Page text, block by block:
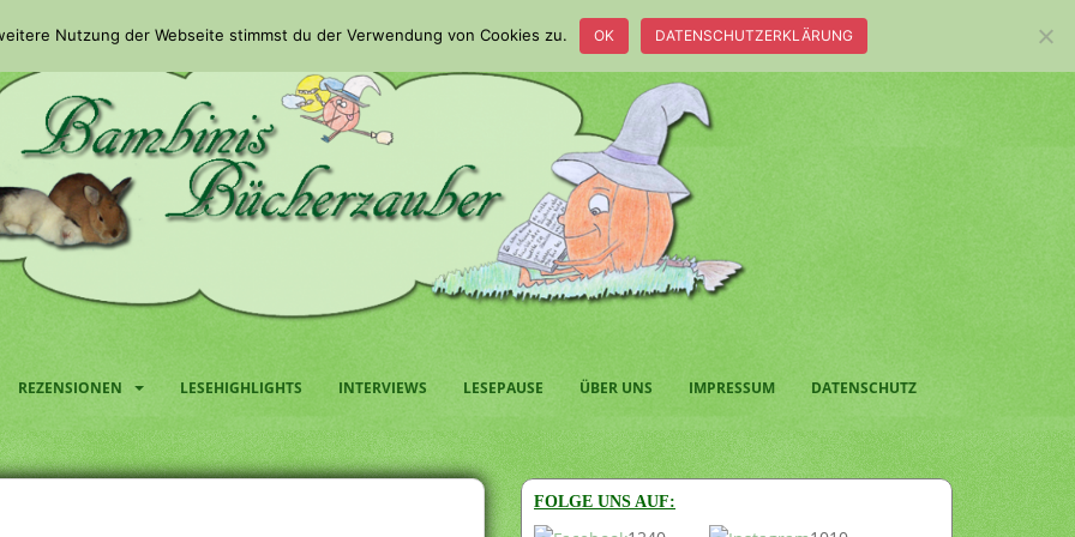
REZENSIONEN LESEHIGHLIGHTS INTERVIEWS LESEPAUSE ÜBER UNS IMPRESSUM DATENSCHUTZ
FOLGE UNS AUF:
Nutzung der Webseite stimmst du der Verwendung von Cookies zu. OK DATENSCHUTZERKLÄRUNG